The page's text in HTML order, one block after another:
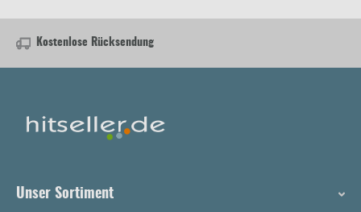
Kostenlose Rücksendung
Unser Sortiment